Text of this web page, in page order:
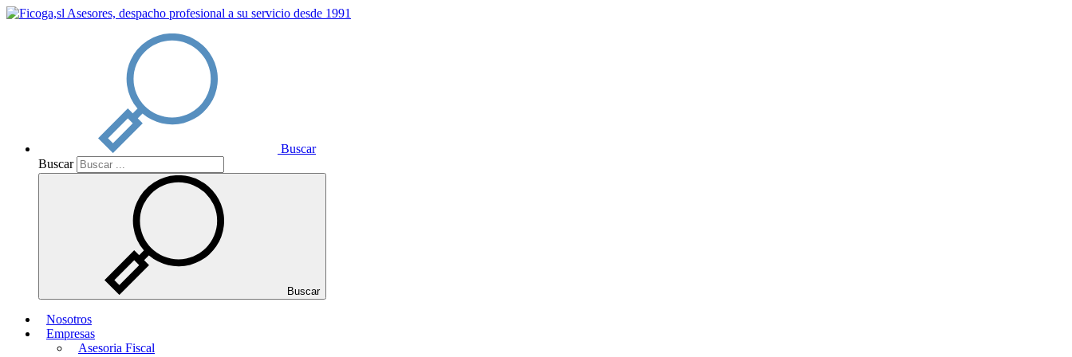
Buscar
Buscar
Buscar
Nosotros
Empresas
Asesoria Fiscal